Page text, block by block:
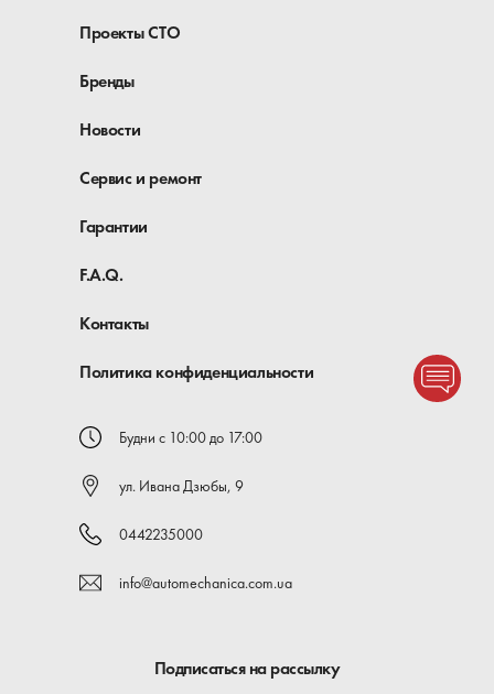
Проекты СТО
Бренды
Новости
Сервис и ремонт
Гарантии
F.A.Q.
Контакты
Политика конфиденциальности
Будни с 10:00 до 17:00
ул. Ивана Дзюбы, 9
0442235000
info@automechanica.com.ua
Подписаться на рассылку